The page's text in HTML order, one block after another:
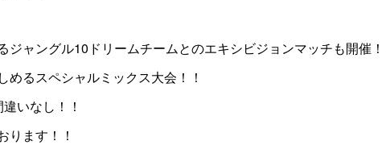
ジャングル10ドリームチームとのエキシビジョンマッチも開催！
めるスペシャルミックス大会！！
いなし！！
ります！！